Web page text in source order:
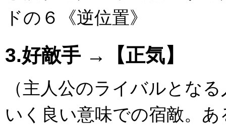
ドの６《逆位置》
3.好敵手 →【正気】
（主人公のライバルとな
いく良い意味での宿敵。